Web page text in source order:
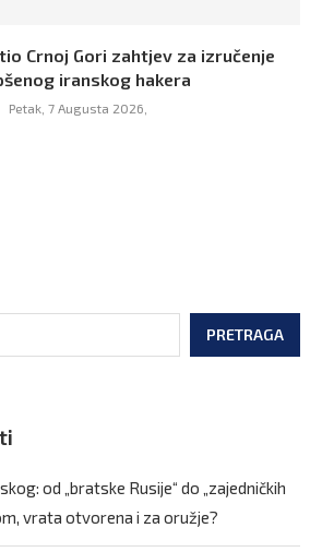
Crnoj Gori zahtjev za izručenje
iranskog hakera
Petak, 7 Augusta 2026,
PRETRAGA
od „bratske Rusije“ do „zajedničkih
vrata otvorena i za oružje?